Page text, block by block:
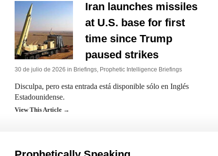
Iran launches missiles
at U.S. base for first
time since Trump
paused strikes
30 de julio de 2026 in Briefings, Prophetic Intelligence Briefings
Disculpa, pero esta entrada está disponible sólo en Inglés
Estadounidense.
View This Article →